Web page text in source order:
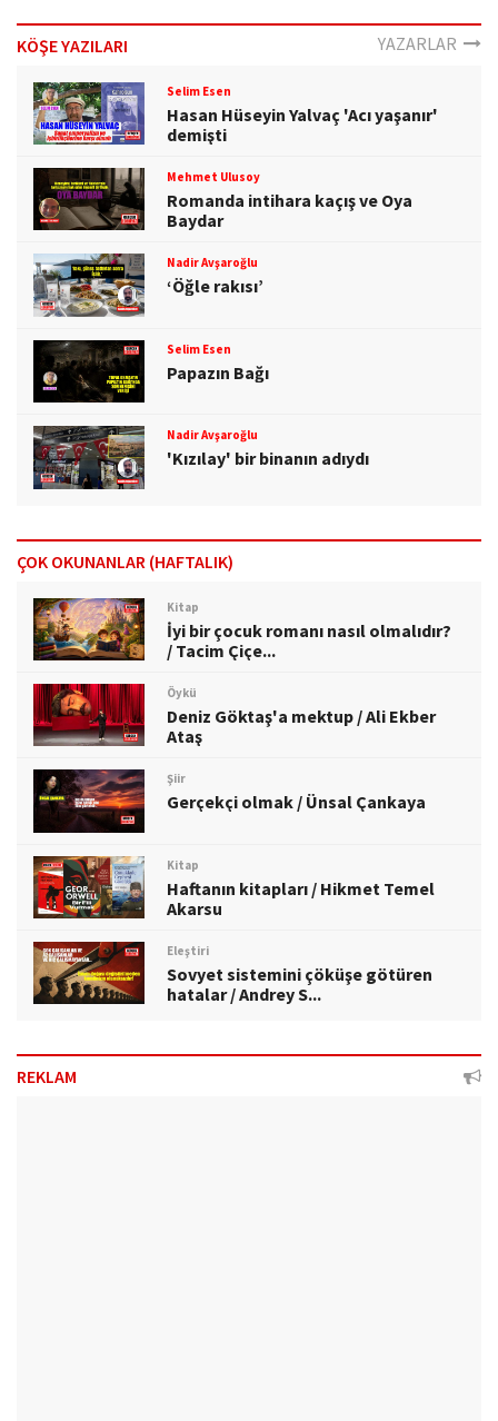
KÖŞE YAZILARI YAZARLAR
Selim Esen
Hasan Hüseyin Yalvaç 'Acı yaşanır'
demişti
Mehmet Ulusoy
Romanda intihara kaçış ve Oya
Baydar
Nadir Avşaroğlu
‘Öğle rakısı’
Selim Esen
Papazın Bağı
Nadir Avşaroğlu
'Kızılay' bir binanın adıydı
ÇOK OKUNANLAR (HAFTALIK)
Kitap
İyi bir çocuk romanı nasıl olmalıdır?
/ Tacim Çiçe...
Öykü
Deniz Göktaş'a mektup / Ali Ekber
Ataş
Şiir
Gerçekçi olmak / Ünsal Çankaya
Kitap
Haftanın kitapları / Hikmet Temel
Akarsu
Eleştiri
Sovyet sistemini çöküşe götüren
hatalar / Andrey S...
REKLAM